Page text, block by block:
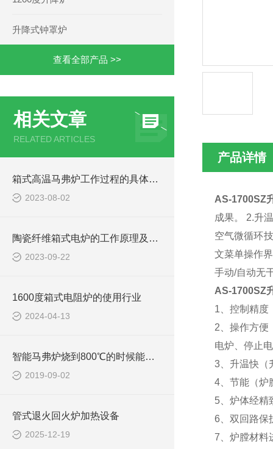
升降式钟罩炉
查看全部产品 >>
相关文章
RELATED ARTICLES
箱式高温马弗炉工作过程的具体步骤
2023-08-02
陶瓷纤维箱式电炉的工作原理及结构特点
2023-09-22
1600度箱式电阻炉的使用行业
2024-04-13
智能马弗炉烧到800℃的时候能放水进去吗
2019-09-02
管式退火回火炉加热设备
2025-12-19
产品详情
AS-1700SZ
成果。 2.升
空气微循环
文菜单操作
手动/自动无
AS-1700SZ
1、控制精
2、操作方便
电炉、停止
3、升温快（
4、节能（炉
5、炉体经精
6、双回路保
7、炉膛材料